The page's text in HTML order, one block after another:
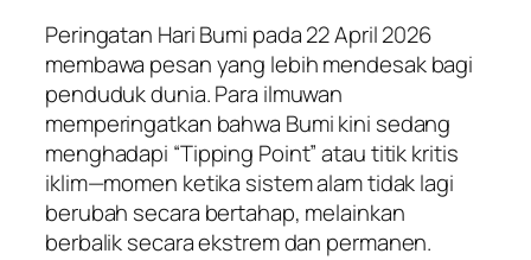
Peringatan Hari Bumi pada 22 April 2026
membawa pesan yang lebih mendesak bagi
penduduk dunia. Para ilmuwan
memperingatkan bahwa Bumi kini sedang
menghadapi “Tipping Point” atau titik kritis
iklim—momen ketika sistem alam tidak lagi
berubah secara bertahap, melainkan
berbalik secara ekstrem dan permanen.